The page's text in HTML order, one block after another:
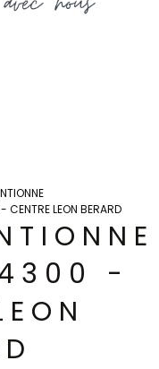
LEON BERARD
-